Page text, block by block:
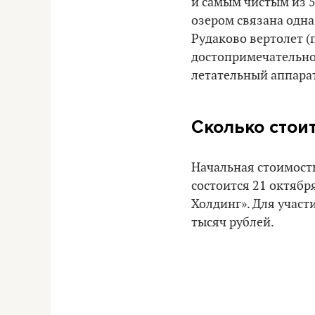
озером связана
Рудаково вертолет
летательный
Сколько
Начальная
состоится 21
Холдинг». Для
тысяч рублей.